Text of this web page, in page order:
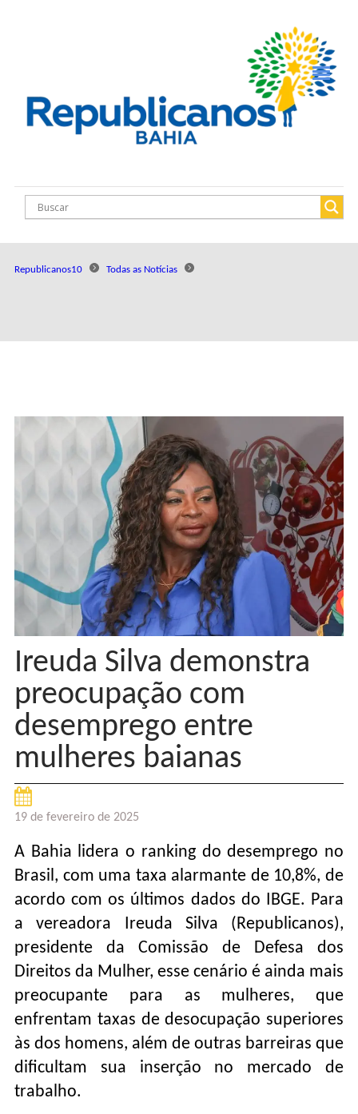
Republicanos10 Todas as Notícias
Ireuda Silva demonstra
preocupação com
desemprego entre
mulheres baianas
19 de fevereiro de 2025
A Bahia lidera o ranking do desemprego no
Brasil, com uma taxa alarmante de 10,8%, de
acordo com os últimos dados do IBGE. Para
a vereadora Ireuda Silva (Republicanos),
presidente da Comissão de Defesa dos
Direitos da Mulher, esse cenário é ainda mais
preocupante para as mulheres, que
enfrentam taxas de desocupação superiores
às dos homens, além de outras barreiras que
dificultam sua inserção no mercado de
trabalho.